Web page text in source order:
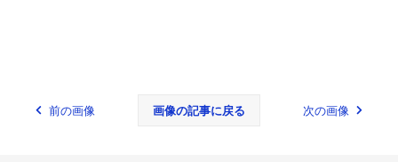
前の画像 画像の記事に戻る 次の画像